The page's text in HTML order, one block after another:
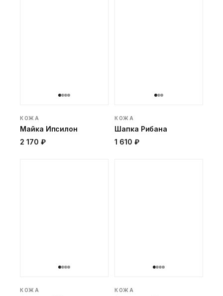
КОЖА
Майка Ипсилон
2 170 ₽
КОЖА
Шапка Рибана
1 610 ₽
КОЖА КОЖА